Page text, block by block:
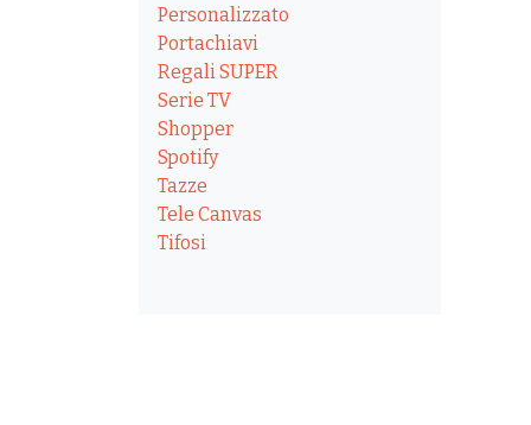
Personalizzato
Portachiavi
Regali SUPER
Serie TV
Shopper
Spotify
Tazze
Tele Canvas
Tifosi